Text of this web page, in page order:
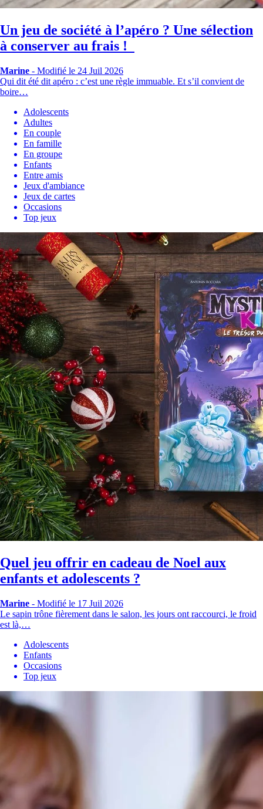
Un jeu de société à l’apéro ? Une sélection
à conserver au frais !
Marine - Modifié le 24 Juil 2026
Qui dit été dit apéro : c’est une règle immuable. Et s’il convient de
boire…
Adolescents
Adultes
En couple
En famille
En groupe
Enfants
Entre amis
Jeux d'ambiance
Jeux de cartes
Occasions
Top jeux
Quel jeu offrir en cadeau de Noel aux
enfants et adolescents ?
Marine - Modifié le 17 Juil 2026
Le sapin trône fièrement dans le salon, les jours ont raccourci, le froid
est là,…
Adolescents
Enfants
Occasions
Top jeux